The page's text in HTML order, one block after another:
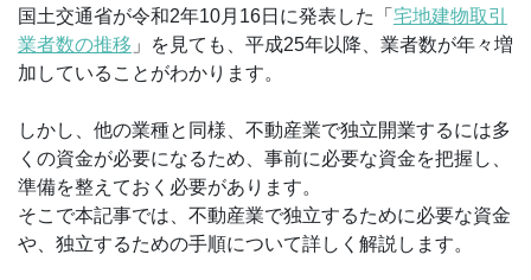
国土交通省が令和2年10月16日に発表した「 宅地建物取引
業者数の推移 」を見ても、平成25年以降、業者数が年々増
加していることがわかります。
しかし、他の業種と同様、不動産業で独立開業するには多
くの資金が必要になるため、事前に必要な資金を把握し、
準備を整えておく必要があります。
そこで本記事では、不動産業で独立するために必要な資金
や、独立するための手順について詳しく解説します。